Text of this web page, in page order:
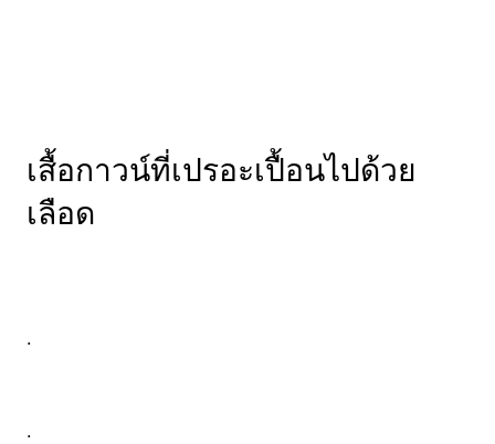
เสื้อกาวน์ที่เปรอะเปื้อนไปด้วย
เลือด
.
.